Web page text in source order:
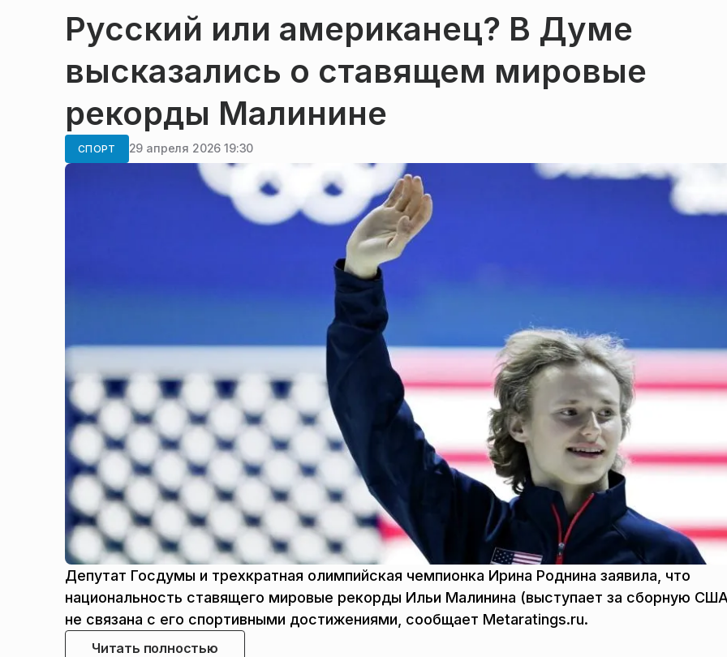
Русский или американец? В Думе
высказались о ставящем мировые
рекорды Малинине
СПОРТ 29 апреля 2026 19:30
Депутат Госдумы и трехкратная олимпийская чемпионка Ирина Роднина заявила, что
национальность ставящего мировые рекорды Ильи Малинина (выступает за сборную
не связана с его спортивными достижениями, сообщает Metaratings.ru.
Читать полностью